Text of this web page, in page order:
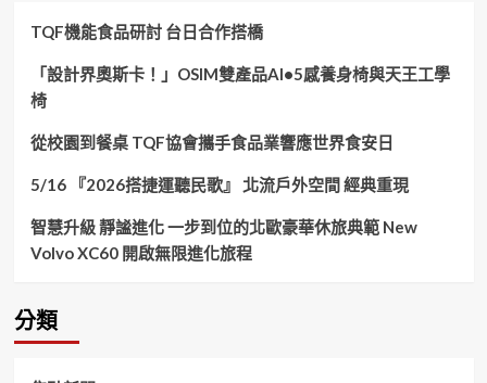
TQF機能食品研討 台日合作搭橋
「設計界奧斯卡！」OSIM雙產品AI•5感養身椅與天王工學
椅
從校園到餐桌 TQF協會攜手食品業響應世界食安日
5/16 『2026搭捷運聽民歌』 北流戶外空間 經典重現
智慧升級 靜謐進化 一步到位的北歐豪華休旅典範 New
Volvo XC60 開啟無限進化旅程
分類